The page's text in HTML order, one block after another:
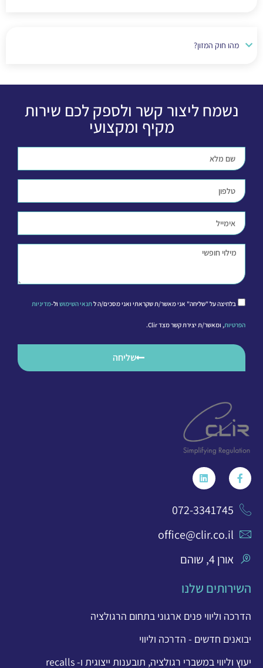
מהו חוק המזון?
נשמח ליצור קשר ולספק לכם שירות
מקיף ומקצועי
בלחיצה על "שליחה" אני מאשר/ת שקראתי ואני מסכים/ה לתנאי השימוש ול-מדיניות
הפרטיות, ומאשר/ת יצירת קשר מצד Clir.
שליחה
072-3341745
office@clir.co.il
אורן 4, שוהם
השירותים שלנו
הדרכה וליווי פנים ארגוני בתחום הרגולציה
יבואנים חדשים - הדרכה וליווי
יעוץ וליווי במשברי רגולציה, תובענות ייצוגית ו- recalls